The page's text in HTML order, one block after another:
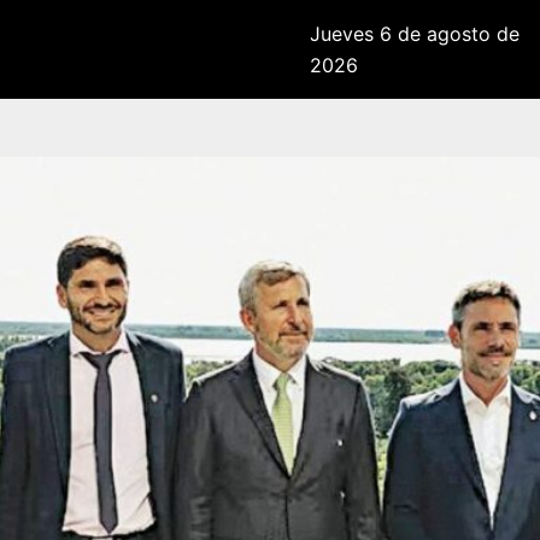
Jueves 6 de agosto de
2026